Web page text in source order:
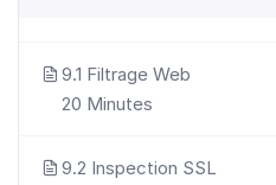
9.1 Filtrage Web
20 Minutes
9.2 Inspection SSL